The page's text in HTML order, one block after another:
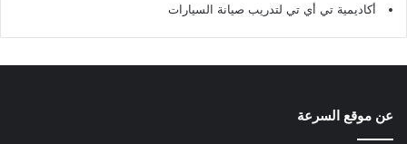
أكاديمية تي أي تي لتدريب صيانة السيارات
عن موقع السرعة